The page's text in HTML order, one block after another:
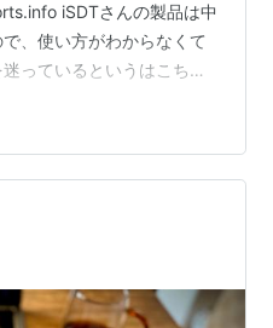
iSDTさんの製品は中
、使い方がわからなくて
っているというはこちら
の凄い点なんかも話して
けど興味があるという方
文字で読みたいという
版になります。 是非ご活
充…